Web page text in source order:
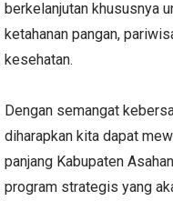
berkelanjutan khususnya
ketahanan pangan,
kesehatan.
Dengan semangat
diharapkan kita dapat
panjang Kabupaten
program strategis yang